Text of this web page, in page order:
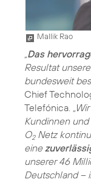
Mallik Rao
„Das
Resultat
bundesweit
Chief
Telefónica.
Kundinnen
O2Netz
eine
unserer 46
Deutschland –